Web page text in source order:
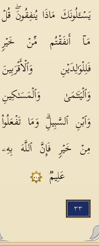
یَسۡـَٔلُونَكَ مَاذَا یُنفِقُونَۖ قُلۡ
مَاۤ أَنفَقۡتُم مِّنۡ خَیۡرࣲ
فَلِلۡوَ ٰ⁠لِدَیۡنِ وَٱلۡأَقۡرَبِینَ
وَٱلۡیَتَـٰمَىٰ وَٱلۡمَسَـٰكِینِ
وَٱبۡنِ ٱلسَّبِیلِۗ وَمَا تَفۡعَلُوا۟
مِنۡ خَیۡرࣲ فَإِنَّ ٱللَّهَ بِهِۦ
عَلِیمࣱ
٢١٥
٣٣